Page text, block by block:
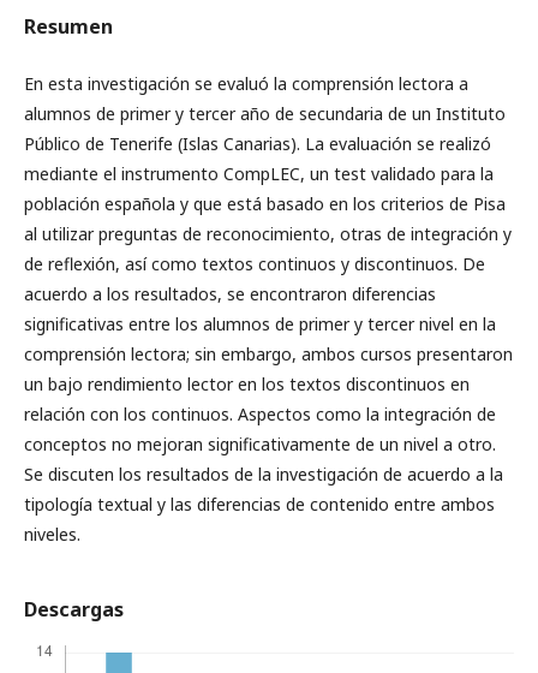
Resumen
En esta investigación se evaluó la comprensión lectora a
alumnos de primer y tercer año de secundaria de un Instituto
Público de Tenerife (Islas Canarias). La evaluación se realizó
mediante el instrumento CompLEC, un test validado para la
población española y que está basado en los criterios de Pisa
al utilizar preguntas de reconocimiento, otras de integración y
de reflexión, así como textos continuos y discontinuos. De
acuerdo a los resultados, se encontraron diferencias
significativas entre los alumnos de primer y tercer nivel en la
comprensión lectora; sin embargo, ambos cursos presentaron
un bajo rendimiento lector en los textos discontinuos en
relación con los continuos. Aspectos como la integración de
conceptos no mejoran significativamente de un nivel a otro.
Se discuten los resultados de la investigación de acuerdo a la
tipología textual y las diferencias de contenido entre ambos
niveles.
Descargas